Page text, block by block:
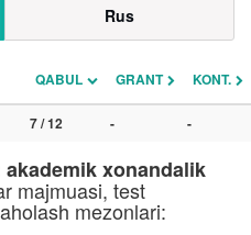
Rus
QABUL GRANT KONT.
7 / 12 - -
akademik xonandalik
majmuasi, test
mezonlari: